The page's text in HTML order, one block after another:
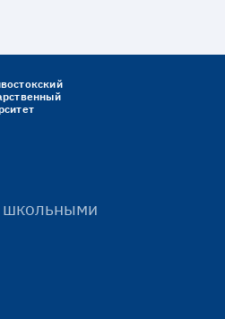
школьными